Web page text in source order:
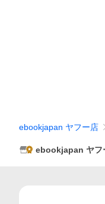
ebookjapan ヤフー店
ebookjapan ヤフ